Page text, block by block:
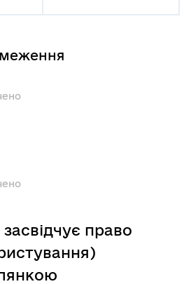
право